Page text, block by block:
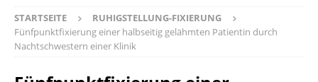
STARTSEITE
RUHIGSTELLUNG-FIXIERUNG
Fünfpunktfixierung einer halbseitig gelähmten Patientin durch
Nachtschwestern einer Klinik